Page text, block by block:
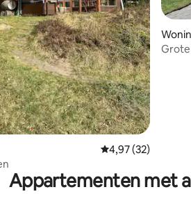
van 5 op 5, 46 recensies
Gemiddelde
4,97 (32)
Grote
Appartementen met